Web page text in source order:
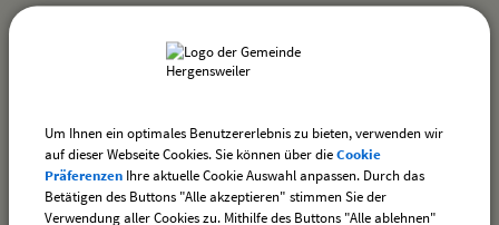
Ortsplan der Gemeinde Hergensweiler
Um Ihnen ein optimales Benutzererlebnis zu bieten, verwenden wir
auf dieser Webseite Cookies. Sie können über dieCookie
Präferenzen Ihre aktuelle Cookie Auswahl anpassen. Durch das
Betätigen des Buttons "Alle akzeptieren" stimmen Sie der
Verwendung aller Cookies zu. Mithilfe des Buttons "Alle ablehnen"